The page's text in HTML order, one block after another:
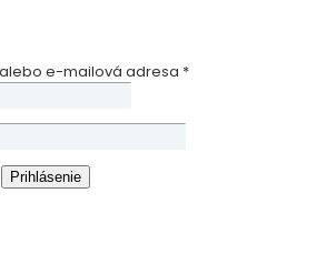
e-mailová adresa *
Prihlásenie